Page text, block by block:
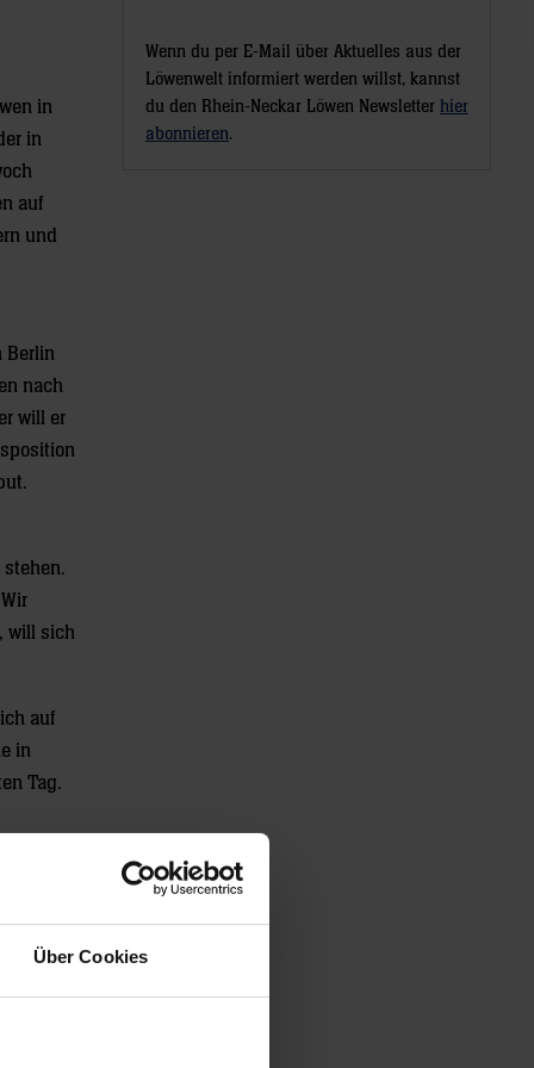
Über Cookies
in
in
auf
und
Berlin
nach
will er
will sich
auf
in
Tag.
wir das
Wenn du per E-Mail über Aktuelles aus der
Löwenwelt informiert werden willst, kannst
du den Rhein-Neckar Löwen Newsletter hier
abonnieren.